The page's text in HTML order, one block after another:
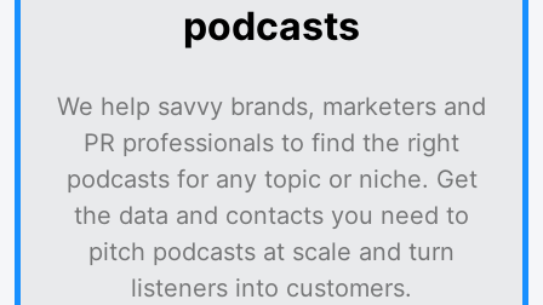
podcasts
We help savvy brands, marketers and
PR professionals to find the right
podcasts for any topic or niche. Get
the data and contacts you need to
pitch podcasts at scale and turn
listeners into customers.